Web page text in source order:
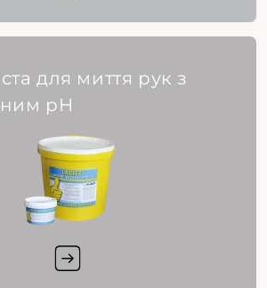
для миття рук з
pH